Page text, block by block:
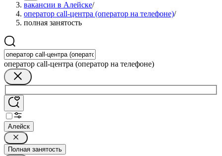
вакансии в Алейске/
оператор call-центра (оператор на телефоне)/
полная занятость
оператор call-центра (оператор на телефоне)
Алейск
Полная занятость